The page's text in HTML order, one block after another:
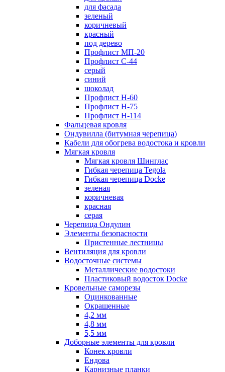
для фасада
зеленый
коричневый
красный
под дерево
Профлист МП-20
Профлист С-44
серый
синий
шоколад
Профлист Н-60
Профлист Н-75
Профлист H-114
Фальцевая кровля
Ондувилла (битумная черепица)
Кабели для обогрева водостока и кровли
Мягкая кровля
Мягкая кровля Шинглас
Гибкая черепица Tegola
Гибкая черепица Docke
зеленая
коричневая
красная
серая
Черепица Ондулин
Элементы безопасности
Пристенные лестницы
Вентиляция для кровли
Водосточные системы
Металлические водостоки
Пластиковый водосток Docke
Кровельные саморезы
Оцинкованные
Окрашенные
4,2 мм
4,8 мм
5,5 мм
Доборные элементы для кровли
Конек кровли
Ендова
Карнизные планки